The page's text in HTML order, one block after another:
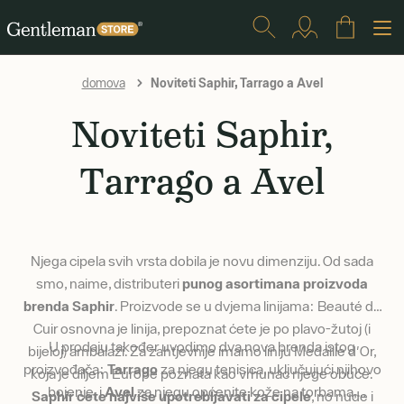
domova Noviteti Saphir, Tarrago a Avel
Noviteti Saphir,
Tarrago a Avel
Njega cipela svih vrsta dobila je novu dimenziju. Od sada
smo, naime, distributeri punog asortimana proizvoda
brenda Saphir. Proizvode se u dvjema linijama: Beauté du
Cuir osnovna je linija, prepoznat ćete je po plavo-žutoj (i
bijeloj) ambalaži. Za zahtjevnije imamo liniju Medaille d'Or,
koja je diljem Europe poznata kao vrhunac njege obuće.
Saphir ćete najviše upotrebljavati za cipele, no nude i
U prodaju također uvodimo dva nova brenda istog
proizvođača:Tarragoza njegu tenisica, uključujući njihovo
bojenje, iAvelza njegu općenite kože na torbama,